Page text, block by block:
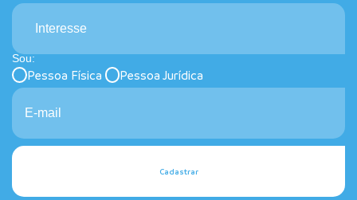
Interesse
Sou:
Pessoa Física Pessoa Jurídica
Cadastrar